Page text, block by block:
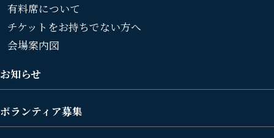
有料席について
チケットをお持ちでない方へ
会場案内図
お知らせ
ボランティア募集